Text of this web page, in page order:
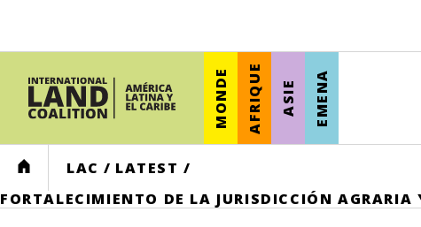
MONDE AFRIQUE ASIE EMENA
HOME LAC / LATEST /
FORTALECIMIENTO DE LA JURISDICCIÓN